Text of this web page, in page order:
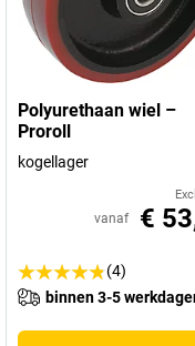
Polyurethaan wiel –
Proroll
kogellager
vanaf €
(4)
binnen 3-5